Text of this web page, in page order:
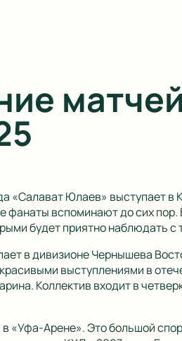
«Салават Юлаев» выступает в
фанаты вспоминают до сих
будет приятно наблюдать с
в дивизионе Чернышева
выступлениями в
Коллектив входит в
«Уфа-Арене». Это большой